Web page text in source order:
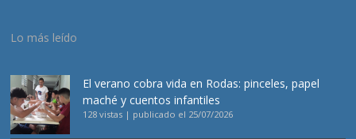
Lo más leído
El verano cobra vida en Rodas: pinceles, papel
maché y cuentos infantiles
128 vistas | publicado el 25/07/2026